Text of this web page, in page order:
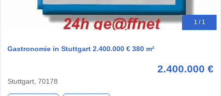
1 / 1
Gastronomie in Stuttgart 2.400.000 € 380 m²
2.400.000 €
Stuttgart, 70178